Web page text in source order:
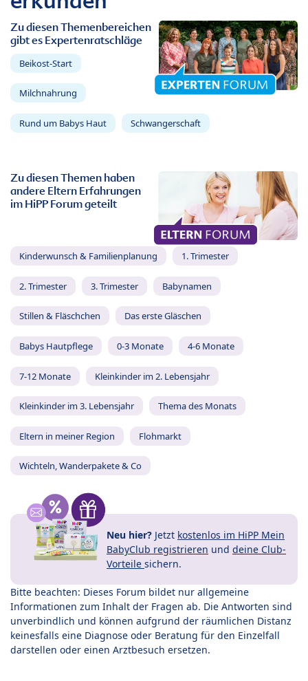
Zu diesen Themenbereichen
gibt es Expertenratschläge
Beikost-Start
Milchnahrung
Rund um Babys Haut Schwangerschaft
Zu diesen Themen haben
andere Eltern Erfahrungen
im HiPP Forum geteilt
Kinderwunsch & Familienplanung 1. Trimester
2. Trimester 3. Trimester Babynamen
Stillen & Fläschchen Das erste Gläschen
Babys Hautpflege 0-3 Monate 4-6 Monate
7-12 Monate Kleinkinder im 2. Lebensjahr
Kleinkinder im 3. Lebensjahr Thema des Monats
Eltern in meiner Region Flohmarkt
Wichteln, Wanderpakete & Co
Neu hier? Jetzt kostenlos im HiPP Mein
BabyClub registrieren und deine Club-
Vorteile sichern.
Bitte beachten: Dieses Forum bildet nur allgemeine
Informationen zum Inhalt der Fragen ab. Die Antworten sind
unverbindlich und können aufgrund der räumlichen Distanz
keinesfalls eine Diagnose oder Beratung für den Einzelfall
darstellen oder einen Arztbesuch ersetzen.